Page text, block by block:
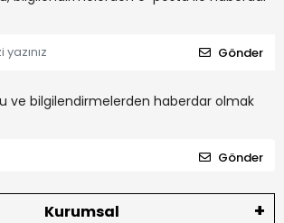
Gönder
ve bilgilendirmelerden haberdar olmak
Gönder
Kurumsal